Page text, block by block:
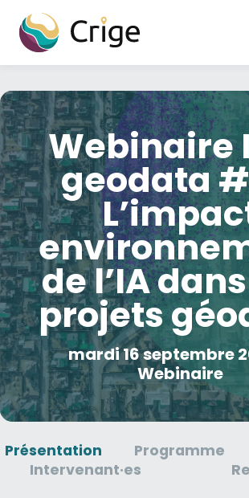
contenu
Webinaire
geodata
de l’IA
projets
mardi 16 septembre
Webinaire
Présentation Programme
Intervenant·es